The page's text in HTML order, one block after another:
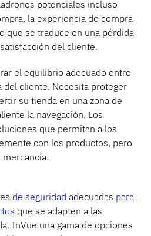
potenciales incluso
la experiencia de compra
que se traduce en una pérdida
del cliente.
el equilibrio adecuado entre
del cliente. Necesita proteger
su tienda en una zona de
la navegación. Los
que permitan a los
con los productos, pero
mercancía.
de seguridad adecuadas para
que se adapten a las
InVue una gama de opciones